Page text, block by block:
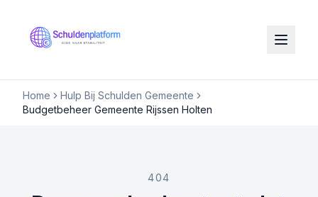
Home
Hulp Bij Schulden Gemeente
Budgetbeheer Gemeente Rijssen Holten
404